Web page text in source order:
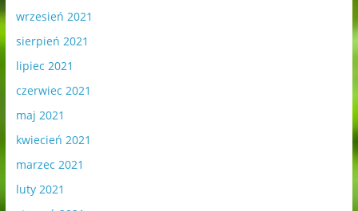
wrzesień 2021
sierpień 2021
lipiec 2021
czerwiec 2021
maj 2021
kwiecień 2021
marzec 2021
luty 2021